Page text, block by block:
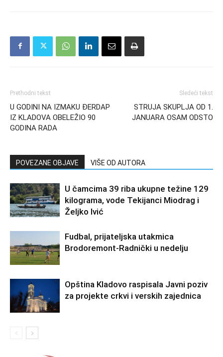
Prethodni tekst
U GODINI NA IZMAKU ĐERDAP
IZ KLADOVA OBELEŽIO 90
GODINA RADA
Sledeći tekst
STRUJA SKUPLJA OD 1.
JANUARA OSAM ODSTO
POVEZANE OBJAVE VIŠE OD AUTORA
U čamcima 39 riba ukupne težine 129
kilograma, vode Tekijanci Miodrag i
Željko Ivić
Fudbal, prijateljska utakmica
Brodoremont-Radnički u nedelju
Opština Kladovo raspisala Javni poziv
za projekte crkvi i verskih zajednica